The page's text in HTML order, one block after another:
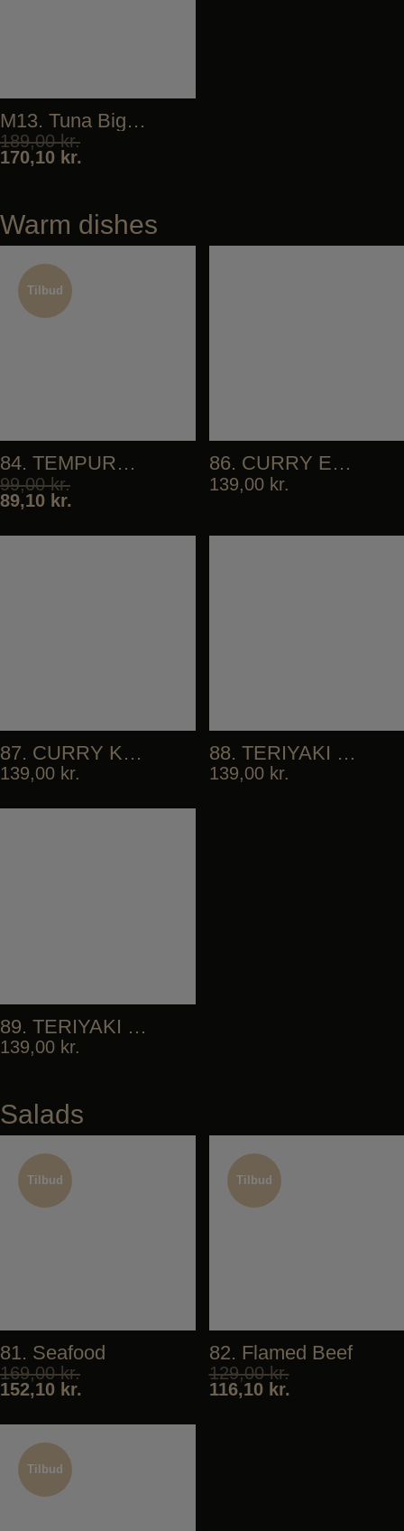
M13. Tuna Biggie
189,00kr.
170,10 kr.
Warm dishes
Tilbud
Tilbud
84. TEMPURA VEGETABLES
99,00kr.
89,10 kr.
86. CURRY EBI FRY
139,00 kr.
87. CURRY KARAAGE
139,00 kr.
88. TERIYAKI CHICKEN DON
139,00 kr.
89. TERIYAKI SALMON DON
139,00 kr.
Salads
Tilbud
81. Seafood
169,00kr.
152,10 kr.
Tilbud
Tilbud
82. Flamed Beef
129,00kr.
116,10 kr.
Tilbud
Tilbud